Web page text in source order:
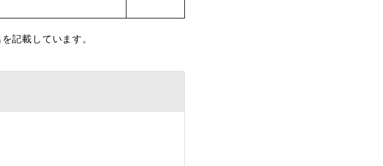
記載しています。